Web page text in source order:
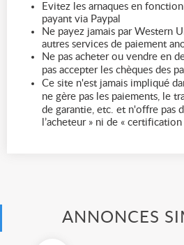
Evitez les arnaques en
payant via Paypal
Ne payez jamais par Western
autres services de paiement
Ne pas acheter ou vendre en
pas accepter les chèques des
Ce site n'est jamais impliqué
ne gère pas les paiements, le
de garantie, etc. et n'offre pas
l’acheteur » ni de «
ANNONCES